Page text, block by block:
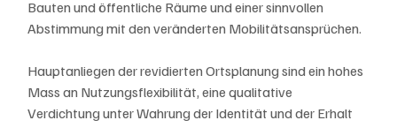
Bauten und öffentliche Räume und einer sinnvollen
Abstimmung mit den veränderten Mobilitätsansprüchen.
Hauptanliegen der revidierten Ortsplanung sind ein hohes
Mass an Nutzungsflexibilität, eine qualitative
Verdichtung unter Wahrung der Identität und der Erhalt